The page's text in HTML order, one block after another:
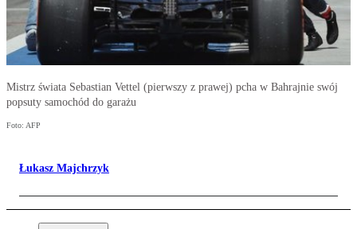
Mistrz świata Sebastian Vettel (pierwszy z prawej) pcha w Bahrajnie swój
popsuty samochód do garażu
Foto: AFP
Łukasz Majchrzyk